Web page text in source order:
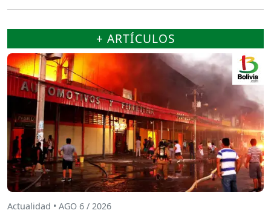
+ ARTÍCULOS
Actualidad • AGO 6 / 2026